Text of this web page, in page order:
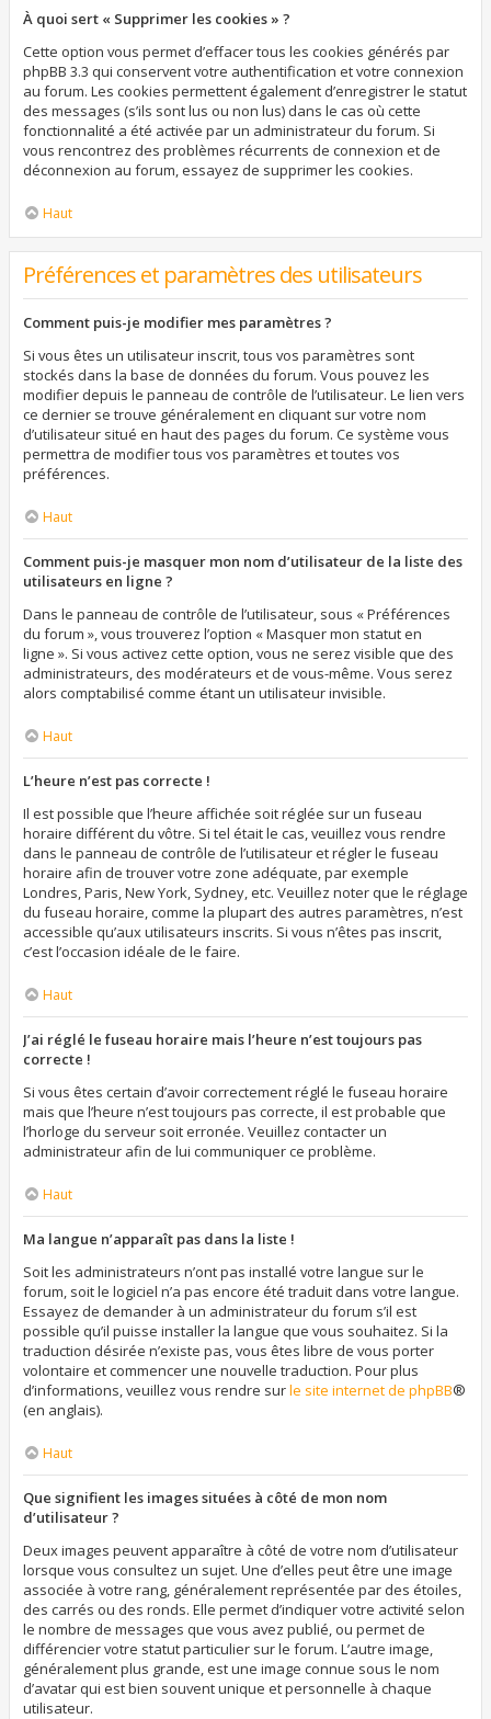
À quoi sert « Supprimer les cookies » ?
Cette option vous permet d’effacer tous les cookies générés par
phpBB 3.3 qui conservent votre authentification et votre connexion
au forum. Les cookies permettent également d’enregistrer le statut
des messages (s’ils sont lus ou non lus) dans le cas où cette
fonctionnalité a été activée par un administrateur du forum. Si
vous rencontrez des problèmes récurrents de connexion et de
déconnexion au forum, essayez de supprimer les cookies.
Haut
Préférences et paramètres des utilisateurs
Comment puis-je modifier mes paramètres ?
Si vous êtes un utilisateur inscrit, tous vos paramètres sont
stockés dans la base de données du forum. Vous pouvez les
modifier depuis le panneau de contrôle de l’utilisateur. Le lien vers
ce dernier se trouve généralement en cliquant sur votre nom
d’utilisateur situé en haut des pages du forum. Ce système vous
permettra de modifier tous vos paramètres et toutes vos
préférences.
Haut
Comment puis-je masquer mon nom d’utilisateur de la liste des
utilisateurs en ligne ?
Dans le panneau de contrôle de l’utilisateur, sous « Préférences
du forum », vous trouverez l’option « Masquer mon statut en
ligne ». Si vous activez cette option, vous ne serez visible que des
administrateurs, des modérateurs et de vous-même. Vous serez
alors comptabilisé comme étant un utilisateur invisible.
Haut
L’heure n’est pas correcte !
Il est possible que l’heure affichée soit réglée sur un fuseau
horaire différent du vôtre. Si tel était le cas, veuillez vous rendre
dans le panneau de contrôle de l’utilisateur et régler le fuseau
horaire afin de trouver votre zone adéquate, par exemple
Londres, Paris, New York, Sydney, etc. Veuillez noter que le réglage
du fuseau horaire, comme la plupart des autres paramètres, n’est
accessible qu’aux utilisateurs inscrits. Si vous n’êtes pas inscrit,
c’est l’occasion idéale de le faire.
Haut
J’ai réglé le fuseau horaire mais l’heure n’est toujours pas
correcte !
Si vous êtes certain d’avoir correctement réglé le fuseau horaire
mais que l’heure n’est toujours pas correcte, il est probable que
l’horloge du serveur soit erronée. Veuillez contacter un
administrateur afin de lui communiquer ce problème.
Haut
Ma langue n’apparaît pas dans la liste !
Soit les administrateurs n’ont pas installé votre langue sur le
forum, soit le logiciel n’a pas encore été traduit dans votre langue.
Essayez de demander à un administrateur du forum s’il est
possible qu’il puisse installer la langue que vous souhaitez. Si la
traduction désirée n’existe pas, vous êtes libre de vous porter
volontaire et commencer une nouvelle traduction. Pour plus
d’informations, veuillez vous rendre surle site internet de phpBB®
(en anglais).
Haut
Que signifient les images situées à côté de mon nom
d’utilisateur ?
Deux images peuvent apparaître à côté de votre nom d’utilisateur
lorsque vous consultez un sujet. Une d’elles peut être une image
associée à votre rang, généralement représentée par des étoiles,
des carrés ou des ronds. Elle permet d’indiquer votre activité selon
le nombre de messages que vous avez publié, ou permet de
différencier votre statut particulier sur le forum. L’autre image,
généralement plus grande, est une image connue sous le nom
d’avatar qui est bien souvent unique et personnelle à chaque
utilisateur.